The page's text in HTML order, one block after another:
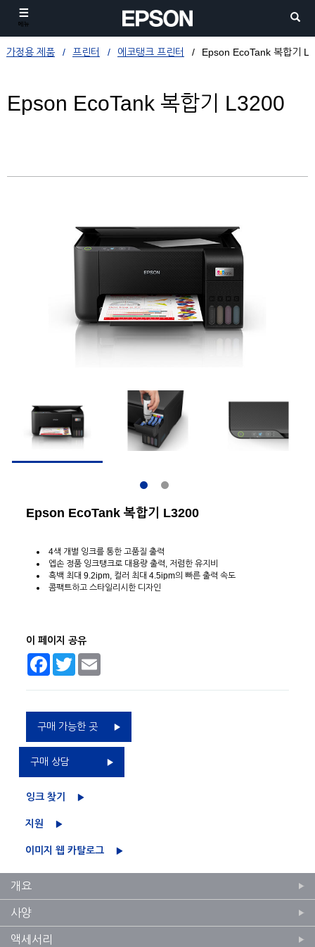
메뉴
가정용 제품 프린터 에코탱크 프린터 Epson EcoTank 복합기
Epson EcoTank 복합기 L3200
Epson EcoTank 복합기 L3200
4색 개별 잉크를 통한 고품질 출력
엡손 정품 잉크탱크로 대용량 출력, 저렴한 유지비
흑백 최대 9.2ipm, 컬러 최대 4.5ipm의 빠른 출력 속도
콤팩트하고 스타일리시한 디자인
이 페이지 공유
Facebook
Twitter
구매 가능한 곳
구매 상담
잉크 찾기
지원
이미지 웹 카탈로그
개요
사양
액세서리